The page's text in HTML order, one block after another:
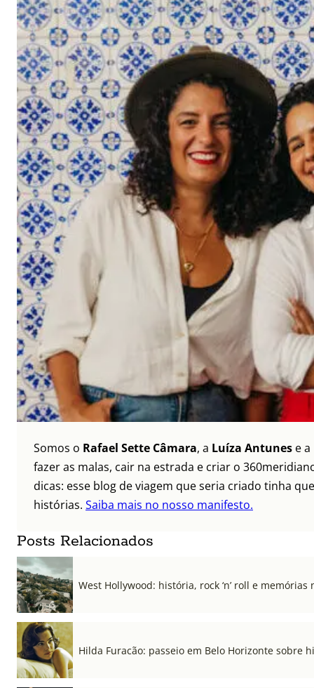
Somos o Rafael Sette Câmara, a Luíza Antunes e a
fazer as malas, cair na estrada e criar o
dicas: esse blog de viagem que seria criado tinha
histórias. Saiba mais no nosso manifesto.
Posts Relacionados
West Hollywood: história, rock ‘n’ roll e memórias
Hilda Furacão: passeio em Belo Horizonte sobre